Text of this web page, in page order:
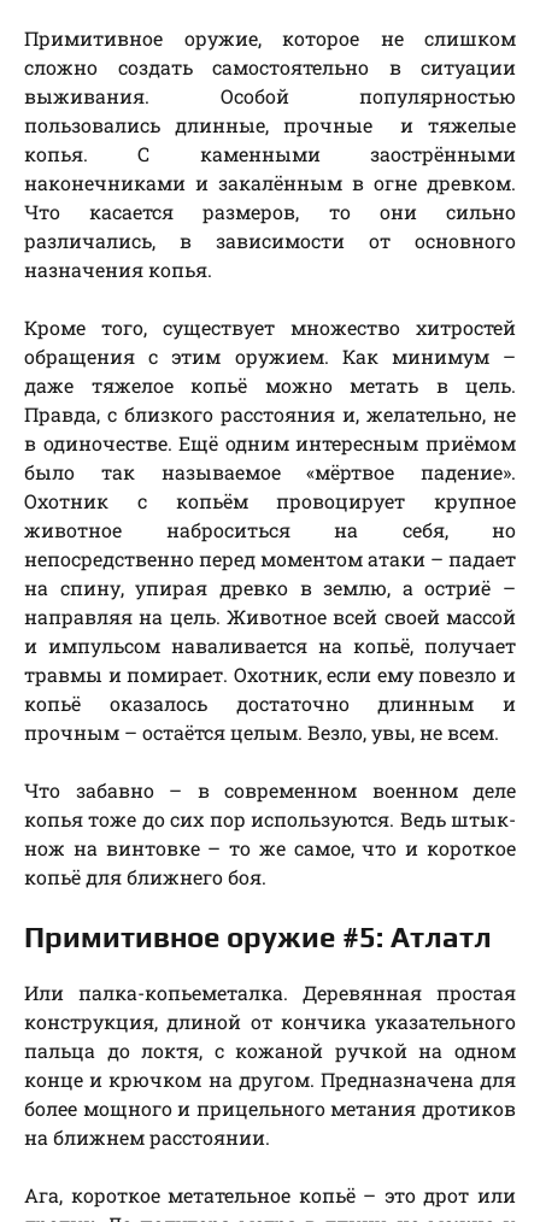
Примитивное оружие, которое не слишком
сложно создать самостоятельно в ситуации
выживания. Особой популярностью
пользовались длинные, прочные и тяжелые
копья. С каменными заострёнными
наконечниками и закалённым в огне древком.
Что касается размеров, то они сильно
различались, в зависимости от основного
назначения копья.
Кроме того, существует множество хитростей
обращения с этим оружием. Как минимум –
даже тяжелое копьё можно метать в цель.
Правда, с близкого расстояния и, желательно, не
в одиночестве. Ещё одним интересным приёмом
было так называемое «мёртвое падение».
Охотник с копьём провоцирует крупное
животное наброситься на себя, но
непосредственно перед моментом атаки – падает
на спину, упирая древко в землю, а остриё –
направляя на цель. Животное всей своей массой
и импульсом наваливается на копьё, получает
травмы и помирает. Охотник, если ему повезло и
копьё оказалось достаточно длинным и
прочным – остаётся целым. Везло, увы, не всем.
Что забавно – в современном военном деле
копья тоже до сих пор используются. Ведь штык-
нож на винтовке – то же самое, что и короткое
копьё для ближнего боя.
Примитивное оружие #5: Атлатл
Или палка-копьеметалка. Деревянная простая
конструкция, длиной от кончика указательного
пальца до локтя, с кожаной ручкой на одном
конце и крючком на другом. Предназначена для
более мощного и прицельного метания дротиков
на ближнем расстоянии.
Ага, короткое метательное копьё – это дрот или